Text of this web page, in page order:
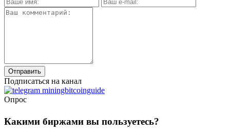
Подписаться на канал
Опрос
Какими биржами вы пользуетесь?